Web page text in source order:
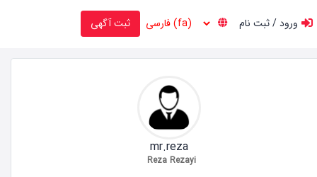
ورود / ثبت نام ثبت آگهی
mr.reza
Reza Rezayi